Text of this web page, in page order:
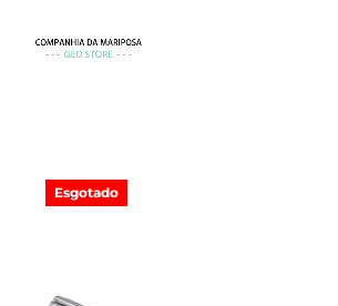
Esgotado